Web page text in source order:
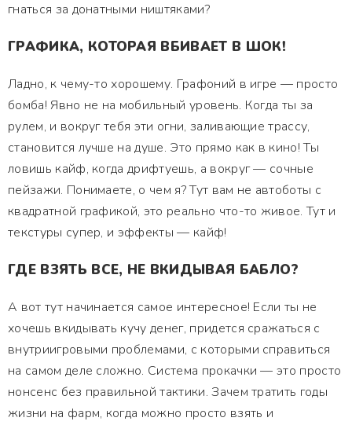
гнаться за донатными ништяками?
ГРАФИКА, КОТОРАЯ ВБИВАЕТ В ШОК!
Ладно, к чему-то хорошему. Графоний в игре — просто
бомба! Явно не на мобильный уровень. Когда ты за
рулем, и вокруг тебя эти огни, заливающие трассу,
становится лучше на душе. Это прямо как в кино! Ты
ловишь кайф, когда дрифтуешь, а вокруг — сочные
пейзажи. Понимаете, о чем я? Тут вам не автоботы с
квадратной графикой, это реально что-то живое. Тут и
текстуры супер, и эффекты — кайф!
ГДЕ ВЗЯТЬ ВСЕ, НЕ ВКИДЫВАЯ БАБЛО?
А вот тут начинается самое интересное! Если ты не
хочешь вкидывать кучу денег, придется сражаться с
внутриигровыми проблемами, с которыми справиться
на самом деле сложно. Система прокачки — это просто
нонсенс без правильной тактики. Зачем тратить годы
жизни на фарм, когда можно просто взять и